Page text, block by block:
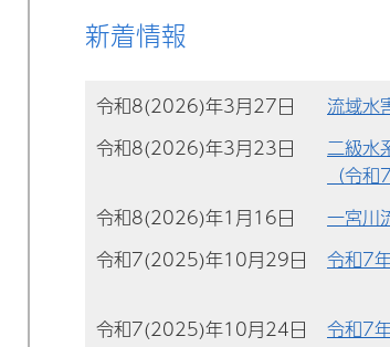
新着情報
令和8(2026)年3月27日
流域水
令和8(2026)年3月23日
二級水
（令和
令和8(2026)年1月16日
一宮川
令和7(2025)年10月29日
令和7
令和7(2025)年10月24日
令和7